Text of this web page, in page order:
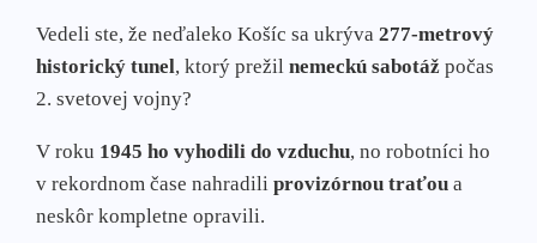
Vedeli ste, že neďaleko Košíc sa ukrýva 277-metrový
historický tunel, ktorý prežil nemeckú sabotáž počas
2. svetovej vojny?
V roku 1945 ho vyhodili do vzduchu, no robotníci ho
v rekordnom čase nahradili provizórnou traťou a
neskôr kompletne opravili.